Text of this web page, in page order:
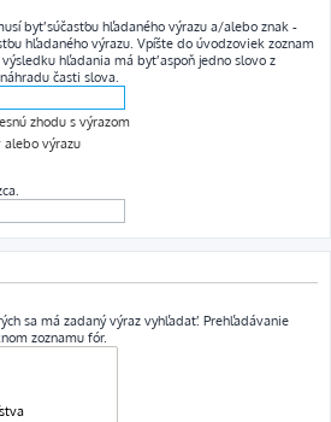
byť súčasťou hľadaného výrazu a/alebo znak -
hľadaného výrazu. Vpíšte do úvodzoviek zoznam
hľadania má byť aspoň jedno slovo z
časti slova.
zhodu s výrazom
výrazu
sa má zadaný výraz vyhľadať. Prehľadávanie
zoznamu fór.